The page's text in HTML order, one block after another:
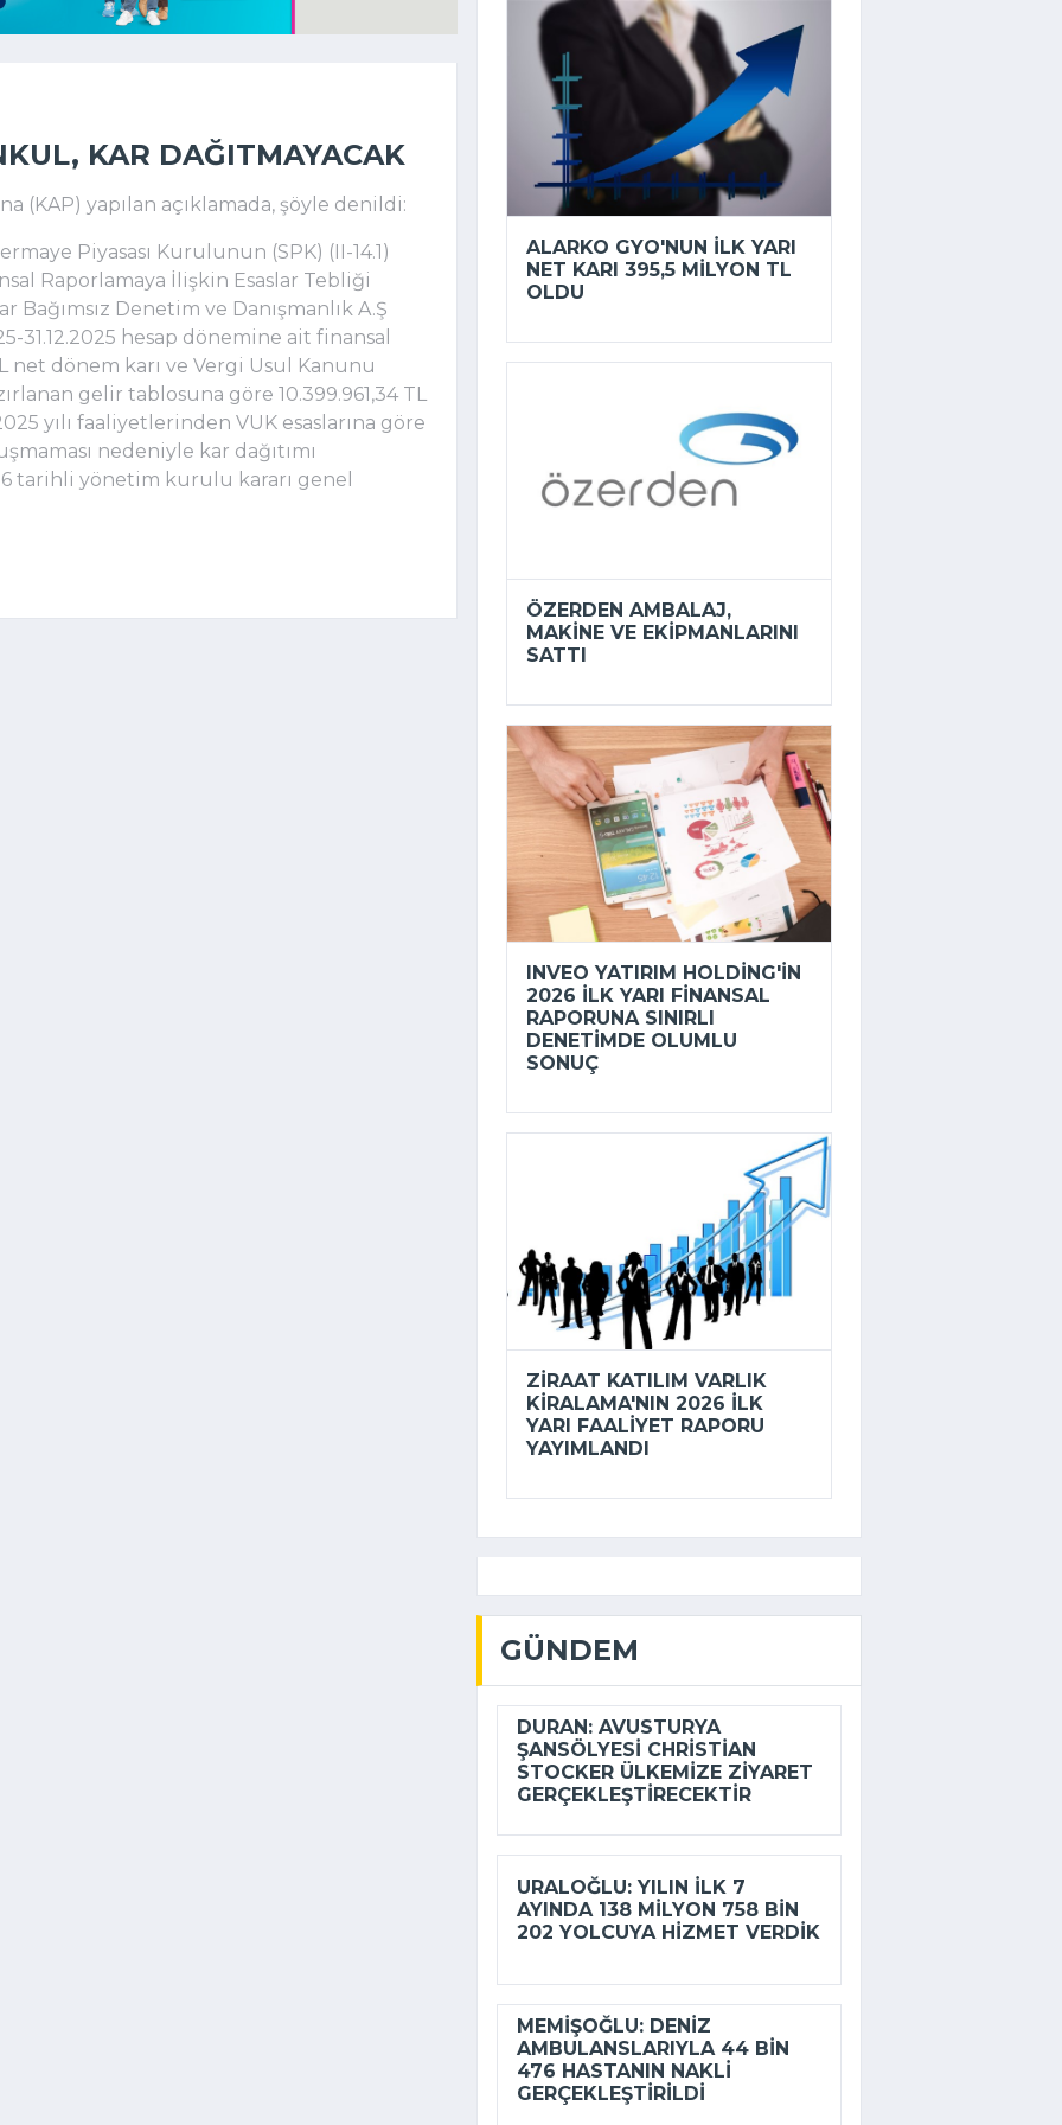
KAR DAĞITMAYACAK
(KAP) yapılan açıklamada, şöyle denildi:
Piyasası Kurulunun (SPK) (II-14.1)
Raporlamaya İlişkin Esaslar Tebliği
Bağımsız Denetim ve Danışmanlık A.Ş
31.12.2025 hesap dönemine ait finansal
net dönem karı ve Vergi Usul Kanunu
gelir tablosuna göre 10.399.961,34 TL
yılı faaliyetlerinden VUK esaslarına göre
nedeniyle kar dağıtımı
tarihli yönetim kurulu kararı genel
ALARKO GYO'NUN ILK YARI
NET KARI 395,5 MILYON TL
OLDU
ÖZERDEN AMBALAJ,
MAKINE VE EKIPMANLARINI
SATTI
INVEO YATIRIM HOLDING'IN
2026 ILK YARI FINANSAL
RAPORUNA SINIRLI
DENETIMDE OLUMLU
SONUÇ
ZIRAAT KATILIM VARLIK
KIRALAMA'NIN 2026 ILK
YARI FAALIYET RAPORU
YAYIMLANDI
GÜNDEM
DURAN: AVUSTURYA
ŞANSÖLYESI CHRISTIAN
STOCKER ÜLKEMIZE ZIYARET
GERÇEKLEŞTIRECEKTIR
URALOĞLU: YILIN ILK 7
AYINDA 138 MILYON 758 BIN
202 YOLCUYA HIZMET VERDIK
MEMIŞOĞLU: DENIZ
AMBULANSLARIYLA 44 BIN
476 HASTANIN NAKLI
GERÇEKLEŞTIRILDI